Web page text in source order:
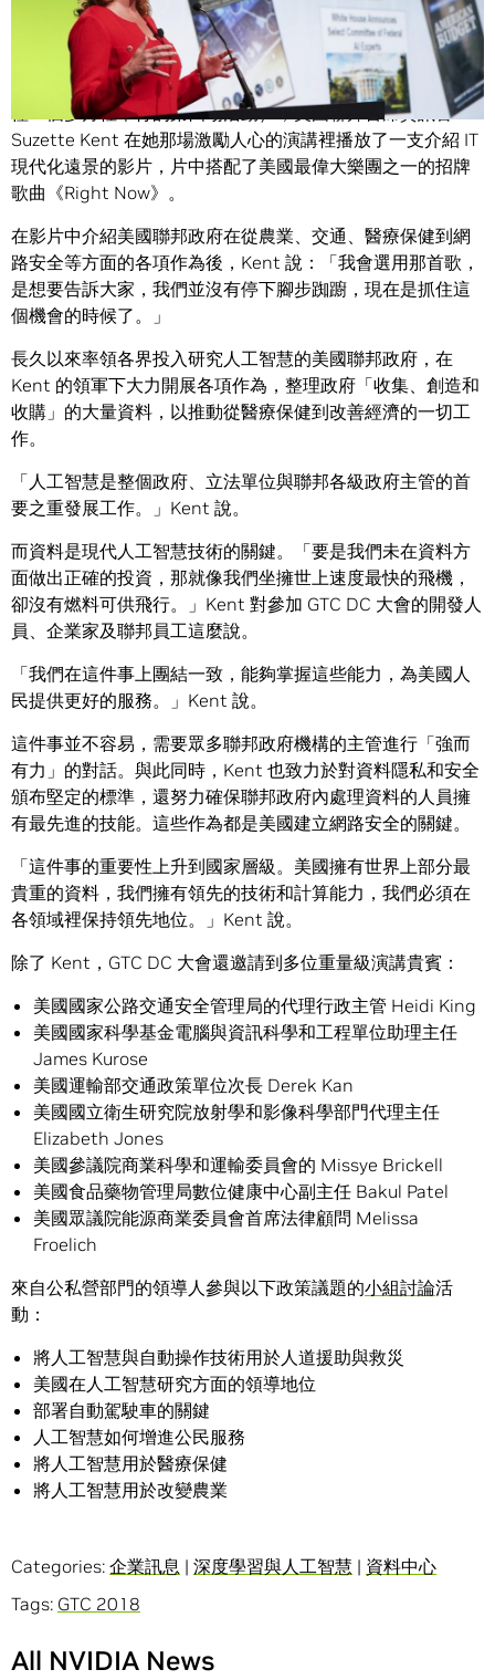
一早來首美國重金屬搖滾樂團范．海倫（Van Halen）的歌，
實在是有夠爽。
週三在美國華盛頓特區舉行的GPU 技術大會裡（這是我們在
僅一個多月裡舉行的第四場活動），美國聯邦首席資訊官
Suzette Kent 在她那場激勵人心的演講裡播放了一支介紹 IT
現代化遠景的影片，片中搭配了美國最偉大樂團之一的招牌
歌曲《Right Now》。
在影片中介紹美國聯邦政府在從農業、交通、醫療保健到網
路安全等方面的各項作為後，Kent 說：「我會選用那首歌，
是想要告訴大家，我們並沒有停下腳步踟躕，現在是抓住這
個機會的時候了。」
長久以來率領各界投入研究人工智慧的美國聯邦政府，在
Kent 的領軍下大力開展各項作為，整理政府「收集、創造和
收購」的大量資料，以推動從醫療保健到改善經濟的一切工
作。
「人工智慧是整個政府、立法單位與聯邦各級政府主管的首
要之重發展工作。」Kent 說。
而資料是現代人工智慧技術的關鍵。「要是我們未在資料方
面做出正確的投資，那就像我們坐擁世上速度最快的飛機，
卻沒有燃料可供飛行。」Kent 對參加 GTC DC 大會的開發人
員、企業家及聯邦員工這麼說。
「我們在這件事上團結一致，能夠掌握這些能力，為美國人
民提供更好的服務。」Kent 說。
這件事並不容易，需要眾多聯邦政府機構的主管進行「強而
有力」的對話。與此同時，Kent 也致力於對資料隱私和安全
頒布堅定的標準，還努力確保聯邦政府內處理資料的人員擁
有最先進的技能。這些作為都是美國建立網路安全的關鍵。
「這件事的重要性上升到國家層級。美國擁有世界上部分最
貴重的資料，我們擁有領先的技術和計算能力，我們必須在
各領域裡保持領先地位。」Kent 說。
除了 Kent，GTC DC 大會還邀請到多位重量級演講貴賓：
美國國家公路交通安全管理局的代理行政主管 Heidi King
美國國家科學基金電腦與資訊科學和工程單位助理主任
James Kurose
美國運輸部交通政策單位次長 Derek Kan
美國國立衛生研究院放射學和影像科學部門代理主任
Elizabeth Jones
美國參議院商業科學和運輸委員會的 Missye Brickell
美國食品藥物管理局數位健康中心副主任 Bakul Patel
美國眾議院能源商業委員會首席法律顧問 Melissa
Froelich
來自公私營部門的領導人參與以下政策議題的小組討論活
動：
將人工智慧與自動操作技術用於人道援助與救災
美國在人工智慧研究方面的領導地位
部署自動駕駛車的關鍵
人工智慧如何增進公民服務
將人工智慧用於醫療保健
將人工智慧用於改變農業
Categories: 企業訊息 | 深度學習與人工智慧 | 資料中心
Tags: GTC 2018
All NVIDIA News